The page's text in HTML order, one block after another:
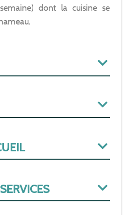
dont la cuisine se